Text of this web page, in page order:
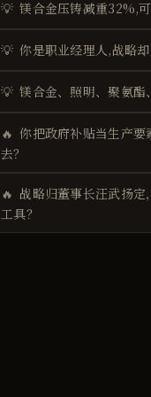
💡 镁合金压铸减重32%,
💡 你是职业经理人,战略
💡 镁合金、照明、聚氨酯
🔥 你把政府补贴当生产
去？
🔥 战略归董事长汪武扬
工具？